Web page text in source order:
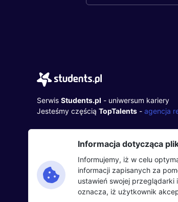
Serwis Students.pl - uniwersum kariery
Jesteśmy częścią TopTalents - agencja
ul. Twarda 18, 00-105 Warszawa
+48 518 637 436
NIP: 9452235137
Informacja dotycząca
Informujemy, iż w celu
informacji zapisanych za
ustawień swojej
oznacza, iż użytkownik